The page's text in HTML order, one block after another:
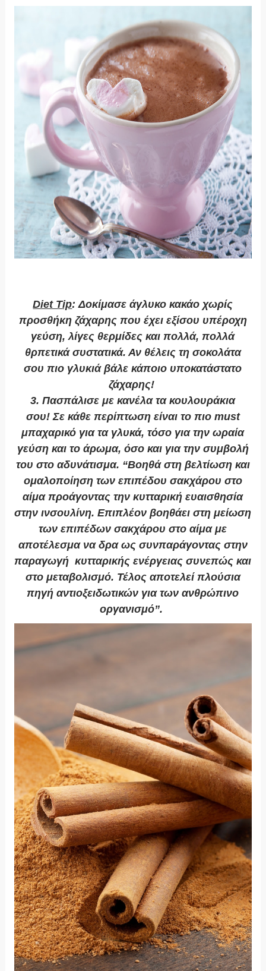
Diet Tip: Δοκίμασε άγλυκο κακάο χωρίς
προσθήκη ζάχαρης που έχει εξίσου υπέροχη
γεύση, λίγες θερμίδες και πολλά, πολλά
θρπετικά συστατικά. Αν θέλεις τη σοκολάτα
σου πιο γλυκιά βάλε κάποιο υποκατάστατο
ζάχαρης!
3. Πασπάλισε με κανέλα τα κουλουράκια
σου!Σε κάθε περίπτωση είναι το πιο must
μπαχαρικό για τα γλυκά, τόσο για την ωραία
γεύση και το άρωμα, όσο και για την συμβολή
του στο αδυνάτισμα. “Βοηθά στη βελτίωση και
ομαλοποίηση των επιπέδου σακχάρου στο
αίμα προάγοντας την κυτταρική ευαισθησία
στην ινσουλίνη. Επιπλέον βοηθάει στη μείωση
των επιπέδων σακχάρου στο αίμα με
αποτέλεσμα να δρα ως συνπαράγοντας στην
παραγωγή κυτταρικής ενέργειας συνεπώς και
στο μεταβολισμό. Τέλος αποτελεί πλούσια
πηγή αντιοξειδωτικών για των ανθρώπινο
οργανισμό”.